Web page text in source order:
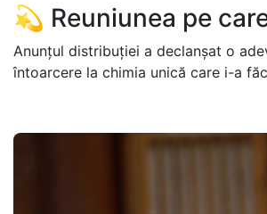
💫 Reuniunea pe
Anunțul distribuției a declanșat o
întoarcere la chimia unică care i-a